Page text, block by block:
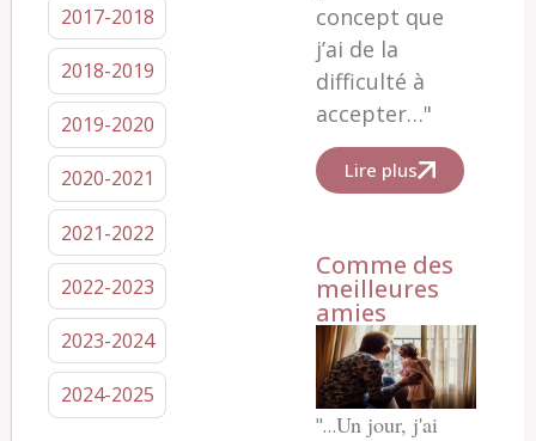
2017-2018
2018-2019
2019-2020
2020-2021
2021-2022
2022-2023
2023-2024
2024-2025
concept que
j’ai de la
difficulté à
accepter…"
Lire plus
Comme des
meilleures
amies
"…Un jour, j'ai